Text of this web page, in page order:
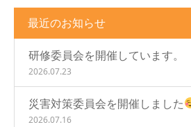
最近のお知らせ
研修委員会を開催しています。
2026.07.23
災害対策委員会を開催しました
2026.07.16